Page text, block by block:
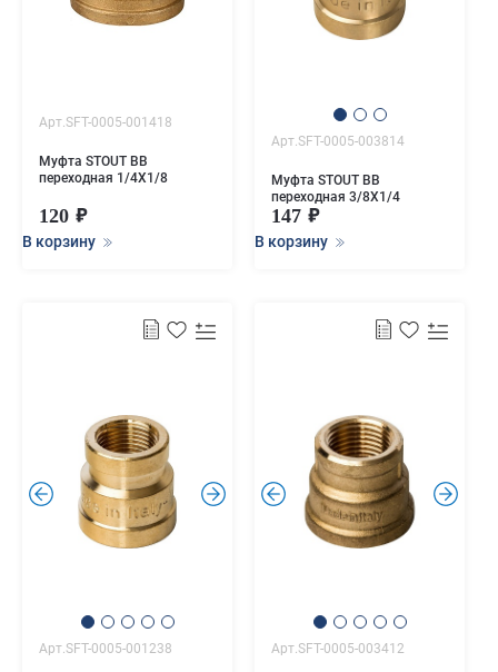
Арт.SFT-0005-001418
Муфта STOUT ВВ
переходная 1/4X1/8
120
В корзину
Арт.SFT-0005-003814
Муфта STOUT ВВ
переходная 3/8X1/4
147
В корзину
. .
Арт.SFT-0005-001238
. .
Арт.SFT-0005-003412